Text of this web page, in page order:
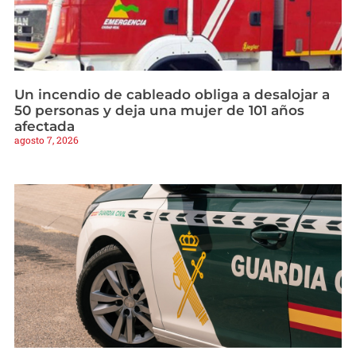
Un incendio de cableado obliga a desalojar a
50 personas y deja una mujer de 101 años
afectada
agosto 7, 2026